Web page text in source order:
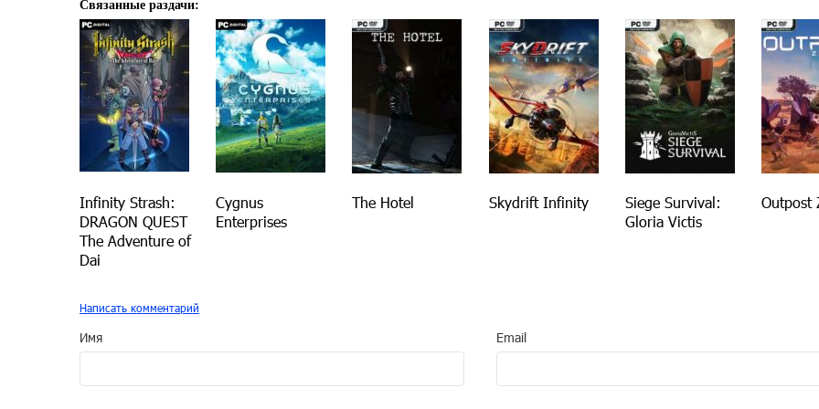
Связанные раздачи:
Infinity Strash:
DRAGON QUEST
The Adventure of
Dai
Cygnus
Enterprises
The Hotel Skydrift Infinity
Siege Survival:
Gloria Victis
Outpost
Написать комментарий
Имя Email